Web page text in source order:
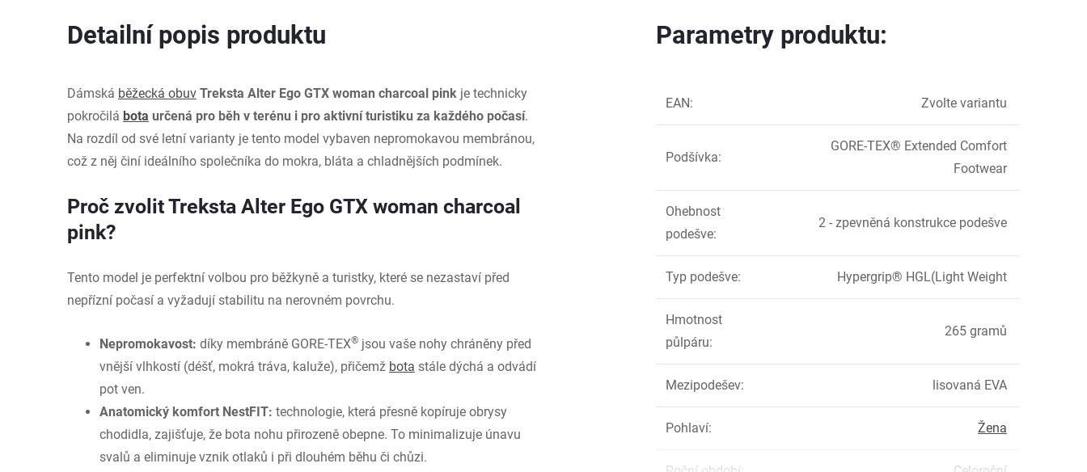
Detailní popis produktu
Dámská běžecká obuv Treksta Alter Ego GTX woman charcoal pink je technicky
pokročilá bota určená pro běh v terénu i pro aktivní turistiku za každého počasí.
Na rozdíl od své letní varianty je tento model vybaven nepromokavou membránou,
což z něj činí ideálního společníka do mokra, bláta a chladnějších podmínek.
Proč zvolit Treksta Alter Ego GTX woman charcoal
pink?
Tento model je perfektní volbou pro běžkyně a turistky, které se nezastaví před
nepřízní počasí a vyžadují stabilitu na nerovném povrchu.
Nepromokavost: díky membráně GORE-TEX® jsou vaše nohy chráněny před
vnější vlhkostí (déšť, mokrá tráva, kaluže), přičemž bota stále dýchá a odvádí
pot ven.
Anatomický komfort NestFIT: technologie, která přesně kopíruje obrysy
chodidla, zajišťuje, že bota nohu přirozeně obepne. To minimalizuje únavu
svalů a eliminuje vznik otlaků i při dlouhém běhu či chůzi.
Parametry produktu:
EAN: Zvolte variantu
Podšívka:
GORE-TEX® Extended Comfort
Footwear
Ohebnost
podešve:
2 - zpevněná konstrukce podešve
Typ podešve: Hypergrip® HGL(Light Weight
Hmotnost
půlpáru:
265 gramů
Mezipodešev: lisovaná EVA
Pohlaví: Žena